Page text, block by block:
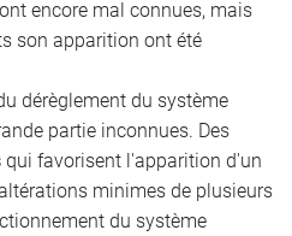
encore mal connues, mais
son apparition ont été
dérèglement du système
partie inconnues. Des
qui favorisent l'apparition d'un
minimes de plusieurs
du système